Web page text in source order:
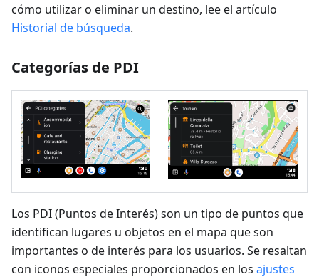
cómo utilizar o eliminar un destino, lee el artículo
Historial de búsqueda.
Categorías de PDI
Los PDI (Puntos de Interés) son un tipo de puntos que
identifican lugares u objetos en el mapa que son
importantes o de interés para los usuarios. Se resaltan
con iconos especiales proporcionados en los ajustes